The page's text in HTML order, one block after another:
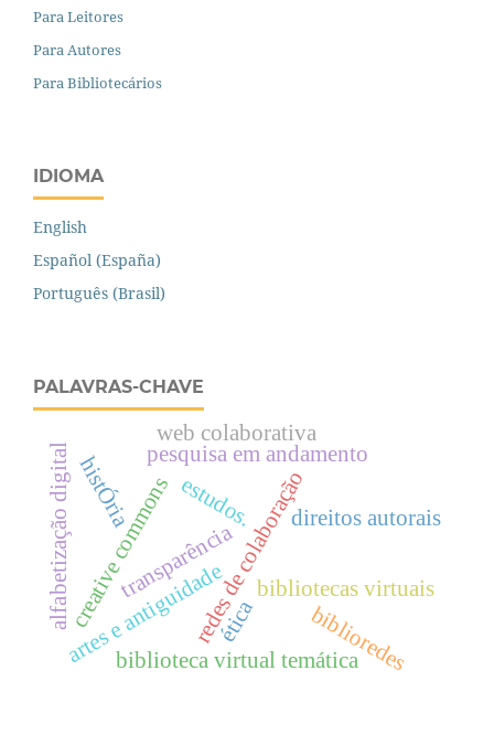
Para Leitores
Para Autores
Para Bibliotecários
IDIOMA
English
Español (España)
Português (Brasil)
PALAVRAS-CHAVE
redes de colaboração
pesquisa em andamento
estudos.
bibliotecas virtuais
artes e antiguidade
biblioteca virtual temática
creative commons direitos autorais
histÓria
biblioredes
alfabetização digital transparência
ética
web colaborativa